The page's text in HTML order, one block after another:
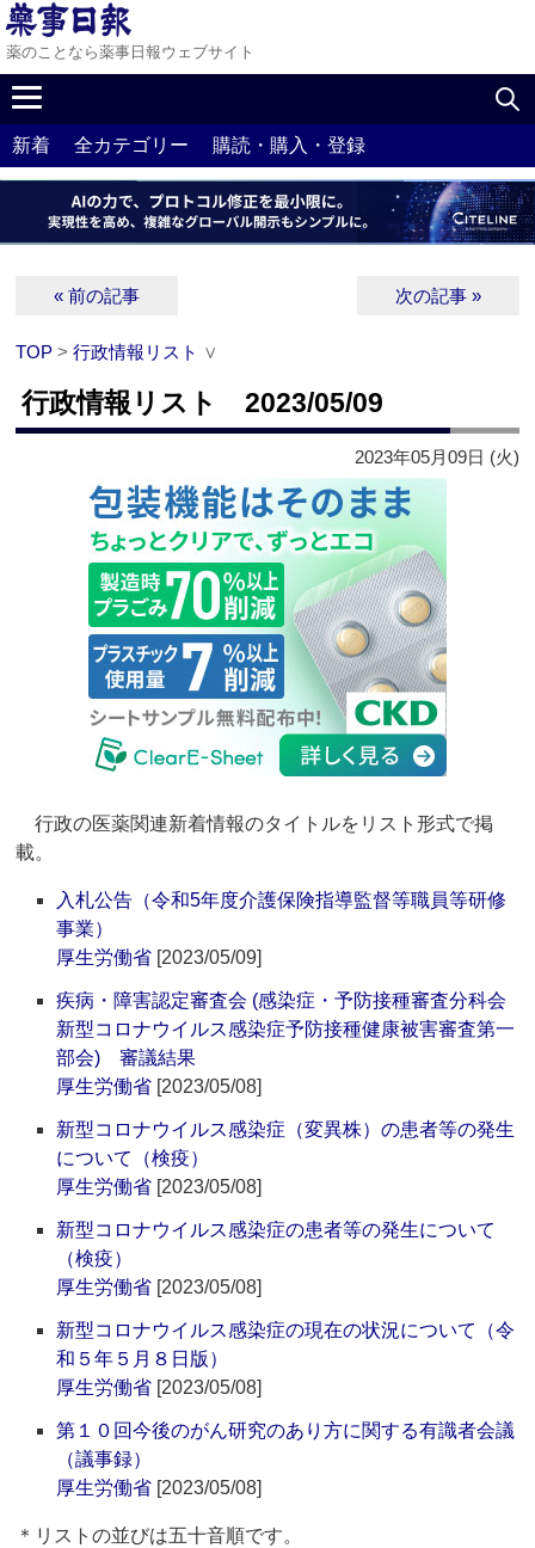
薬のことなら薬事日報ウェブサイト
新着 全カテゴリー 購読・購入・登録
« 前の記事 次の記事 »
TOP >行政情報リスト ∨
行政情報リスト 2023/05/09
2023年05月09日 (火)
行政の医薬関連新着情報のタイトルをリスト形式で掲
載。
入札公告（令和5年度介護保険指導監督等職員等研修
事業）
厚生労働省 [2023/05/09]
疾病・障害認定審査会 (感染症・予防接種審査分科会
新型コロナウイルス感染症予防接種健康被害審査第一
部会) 審議結果
厚生労働省 [2023/05/08]
新型コロナウイルス感染症（変異株）の患者等の発生
について（検疫）
厚生労働省 [2023/05/08]
新型コロナウイルス感染症の患者等の発生について
（検疫）
厚生労働省 [2023/05/08]
新型コロナウイルス感染症の現在の状況について（令
和５年５月８日版）
厚生労働省 [2023/05/08]
第１０回今後のがん研究のあり方に関する有識者会議
（議事録）
厚生労働省 [2023/05/08]
＊リストの並びは五十音順です。